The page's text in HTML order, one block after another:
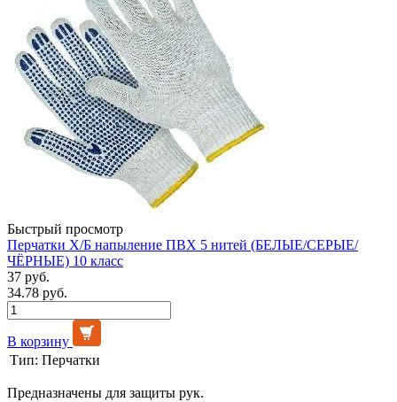
Быстрый просмотр
Перчатки Х/Б напыление ПВХ 5 нитей (БЕЛЫЕ/СЕРЫЕ/
ЧЁРНЫЕ) 10 класс
37 руб.
34.78 руб.
В корзину
Тип: Перчатки
Предназначены для защиты рук.